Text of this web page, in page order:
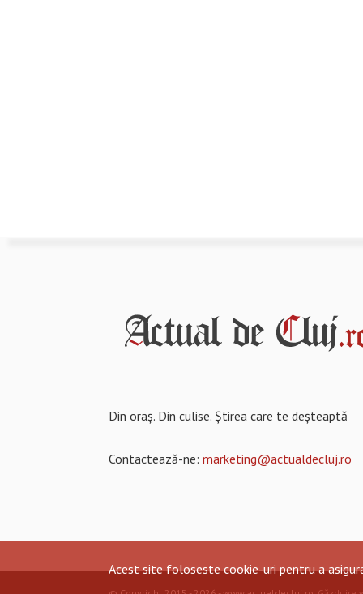
Din oraș. Din culise. Știrea care te deșteaptă
Contactează-ne: marketing@actualdecluj.ro
Acest site foloseste cookie-uri pentru a